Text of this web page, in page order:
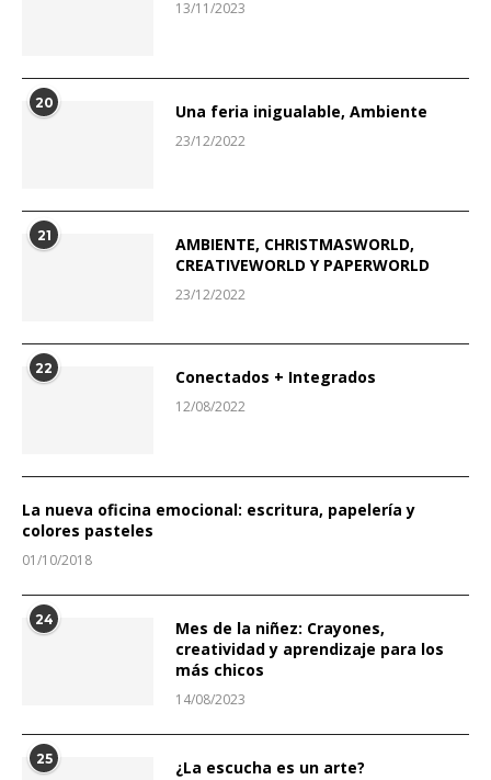
13/11/2023
20 Una feria inigualable, Ambiente
23/12/2022
21
AMBIENTE, CHRISTMASWORLD,
CREATIVEWORLD Y PAPERWORLD
23/12/2022
22 Conectados + Integrados
12/08/2022
La nueva oficina emocional: escritura, papelería y
colores pasteles
01/10/2018
24
Mes de la niñez: Crayones,
creatividad y aprendizaje para los
más chicos
14/08/2023
25 ¿La escucha es un arte?